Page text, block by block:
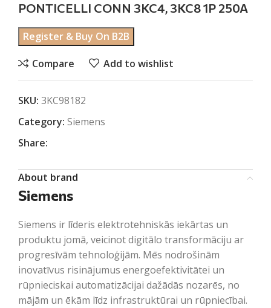
PONTICELLI CONN 3KC4, 3KC8 1P 250A
Register & Buy On B2B
Compare Add to wishlist
SKU: 3KC98182
Category: Siemens
Share:
About brand
Siemens
Siemens ir līderis elektrotehniskās iekārtas un
produktu jomā, veicinot digitālo transformāciju ar
progresīvām tehnoloģijām. Mēs nodrošinām
inovatīvus risinājumus energoefektivitātei un
rūpnieciskai automatizācijai dažādās nozarēs, no
mājām un ēkām līdz infrastruktūrai un rūpniecībai.